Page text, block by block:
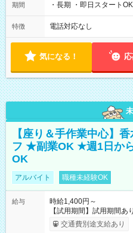
期間 ・長期 ・即日スタートOK
特徴 電話対応なし
気になる！
【座り＆手作業中心】
フ ★副業OK ★週1日か
OK
アルバイト 職種未経験OK
給与
時給1,400円～
【試用期間】試用期間
給与は本採用時と同じで
交通費別途支給あり